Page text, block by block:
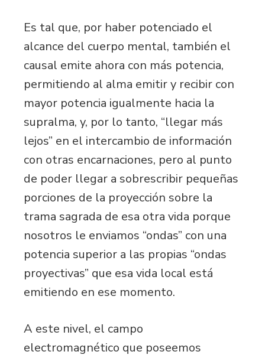
Es tal que, por haber potenciado el
alcance del cuerpo mental, también el
causal emite ahora con más potencia,
permitiendo al alma emitir y recibir con
mayor potencia igualmente hacia la
supralma, y, por lo tanto, “llegar más
lejos” en el intercambio de información
con otras encarnaciones, pero al punto
de poder llegar a sobrescribir pequeñas
porciones de la proyección sobre la
trama sagrada de esa otra vida porque
nosotros le enviamos “ondas” con una
potencia superior a las propias “ondas
proyectivas” que esa vida local está
emitiendo en ese momento.
A este nivel, el campo
electromagnético que poseemos